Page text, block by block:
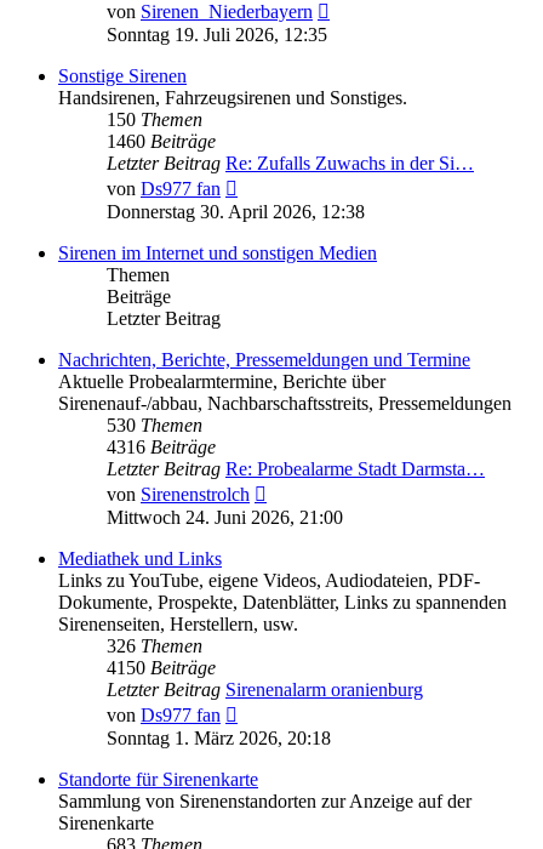
von Sirenen_Niederbayern
Sonntag 19. Juli 2026, 12:35
Sonstige Sirenen
Handsirenen, Fahrzeugsirenen und Sonstiges.
150 Themen
1460 Beiträge
Letzter Beitrag Re: Zufalls Zuwachs in der Si…
von Ds977 fan
Beitrag
Donnerstag 30. April 2026, 12:38
Sirenen im Internet und sonstigen Medien
Themen
Beiträge
Letzter Beitrag
Nachrichten, Berichte, Pressemeldungen und Termine
Aktuelle Probealarmtermine, Berichte über
Sirenenauf-/abbau, Nachbarschaftsstreits, Pressemeldungen
530 Themen
4316 Beiträge
Letzter Beitrag Re: Probealarme Stadt Darmsta…
von Sirenenstrolch
Beitrag
Mittwoch 24. Juni 2026, 21:00
Mediathek und Links
Links zu YouTube, eigene Videos, Audiodateien, PDF-
Dokumente, Prospekte, Datenblätter, Links zu spannenden
Sirenenseiten, Herstellern, usw.
326 Themen
4150 Beiträge
Letzter Beitrag Sirenenalarm oranienburg
von Ds977 fan
Beitrag
Sonntag 1. März 2026, 20:18
Standorte für Sirenenkarte
Sammlung von Sirenenstandorten zur Anzeige auf der
Sirenenkarte